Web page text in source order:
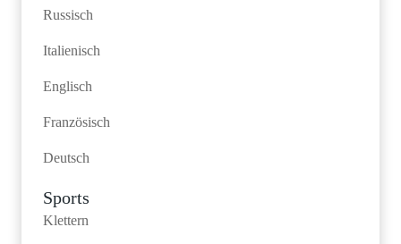
Russisch
Italienisch
Englisch
Französisch
Deutsch
Sports
Klettern